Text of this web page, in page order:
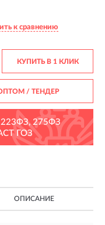
к сравнению
КУПИТЬ В 1 КЛИК
/ ТЕНДЕР
223ФЗ, 275ФЗ
ГОЗ
ОПИСАНИЕ